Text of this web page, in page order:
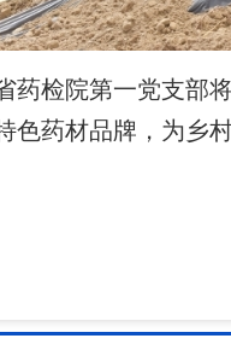
药检院第一党支部
色药材品牌，为乡